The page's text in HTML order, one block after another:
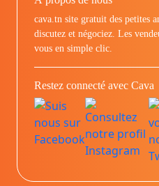
cava.tn site gratuit des petites
discutez et négociez. Les
vous en simple clic.
Restez connecté avec Cava